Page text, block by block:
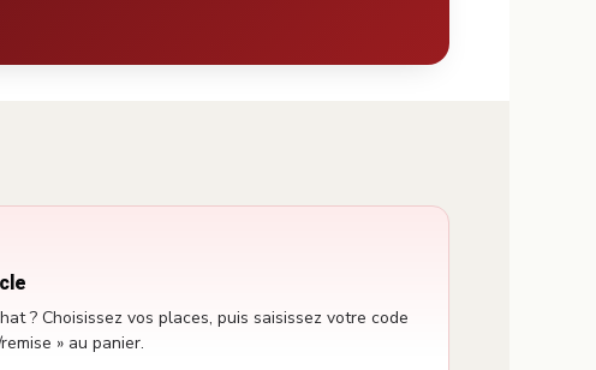
? Choisissez vos places, puis saisissez votre code
» au panier.